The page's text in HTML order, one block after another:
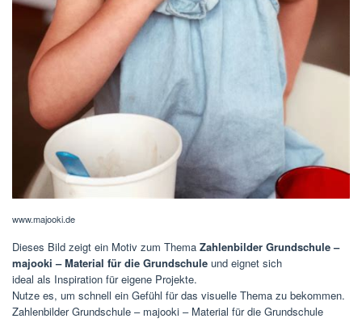
www.majooki.de
Dieses Bild zeigt ein Motiv zum Thema Zahlenbilder Grundschule –
majooki – Material für die Grundschule und eignet sich
ideal als Inspiration für eigene Projekte.
Nutze es, um schnell ein Gefühl für das visuelle Thema zu bekommen.
Zahlenbilder Grundschule – majooki – Material für die Grundschule